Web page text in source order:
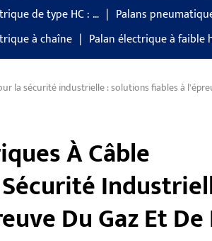
de type HC : … Palans
à chaîne
Palan électrique à
la sécurité industrielle : solutions fiables à
À Câble
Du Gaz Et De